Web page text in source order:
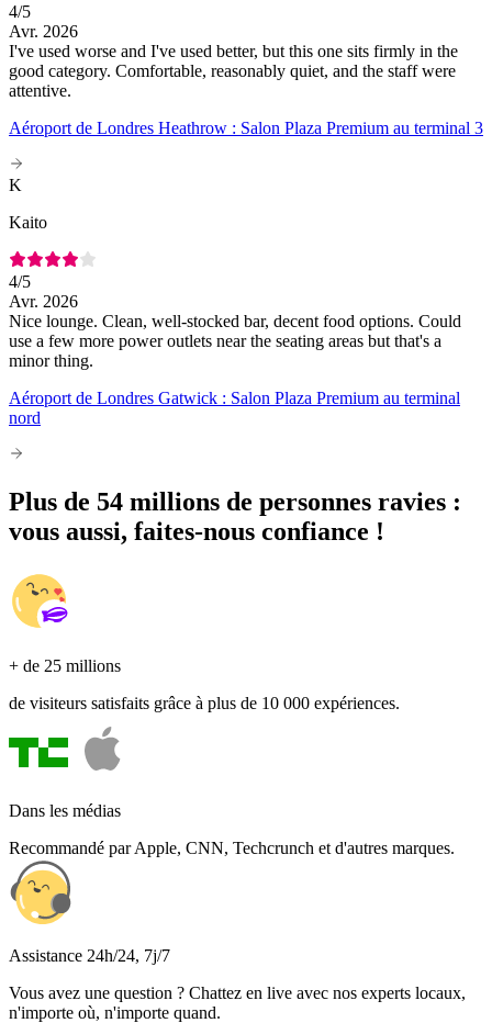
4/5
Avr. 2026
I've used worse and I've used better, but this one sits firmly in the
good category. Comfortable, reasonably quiet, and the staff were
attentive.
Aéroport de Londres Heathrow : Salon Plaza Premium au terminal 3
K
Kaito
4/5
Avr. 2026
Nice lounge. Clean, well-stocked bar, decent food options. Could
use a few more power outlets near the seating areas but that's a
minor thing.
Aéroport de Londres Gatwick : Salon Plaza Premium au terminal
nord
Plus de 54 millions de personnes ravies :
vous aussi, faites-nous confiance !
+ de 25 millions
de visiteurs satisfaits grâce à plus de 10 000 expériences.
Dans les médias
Recommandé par Apple, CNN, Techcrunch et d'autres marques.
Assistance 24h/24, 7j/7
Vous avez une question ? Chattez en live avec nos experts locaux,
n'importe où, n'importe quand.